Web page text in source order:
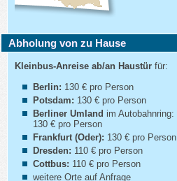
Abholung von zu Hause
Kleinbus-Anreise ab/an Haustür für:
Berlin: 130 € pro Person
Potsdam: 130 € pro Person
Berliner Umland im Autobahnring:
130 € pro Person
Frankfurt (Oder): 130 € pro Person
Dresden: 110 € pro Person
Cottbus: 110 € pro Person
weitere Orte auf Anfrage